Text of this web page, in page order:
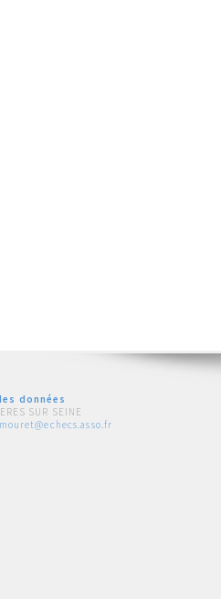
données
SUR SEINE